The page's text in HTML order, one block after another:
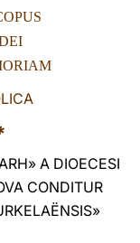
A DIOECESI
CONDITUR